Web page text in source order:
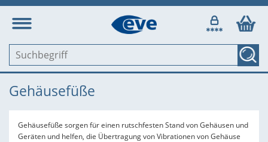
Gehäusefüße
Gehäusefüße sorgen für einen rutschfesten Stand von Gehäusen und
Geräten und helfen, die Übertragung von Vibrationen von Gehäuse